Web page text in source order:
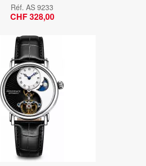
Réf. AS 9233
CHF 328,00